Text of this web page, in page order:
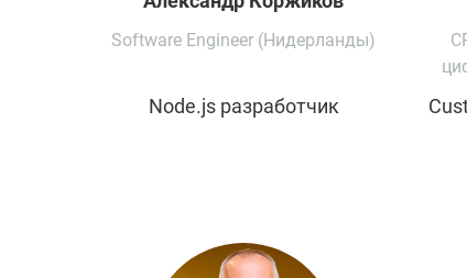
Software Engineer (Нидерланды)
Node.js разработчик